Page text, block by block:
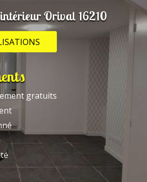
Orival 16210
gratuits